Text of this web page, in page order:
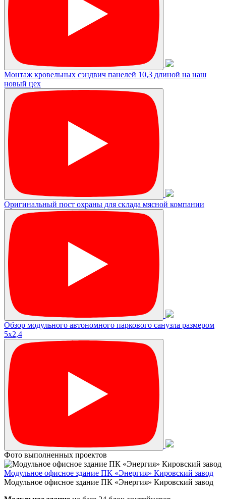
Монтаж кровельных сэндвич панелей 10,3 длиной на наш
новый цех
Оригинальный пост охраны для склада мясной компании
Обзор модульного автономного паркового санузла размером
5х2,4
Фото выполненных проектов
Модульное офисное здание ПК «Энергия» Кировский завод
Модульное офисное здание ПК «Энергия» Кировский завод